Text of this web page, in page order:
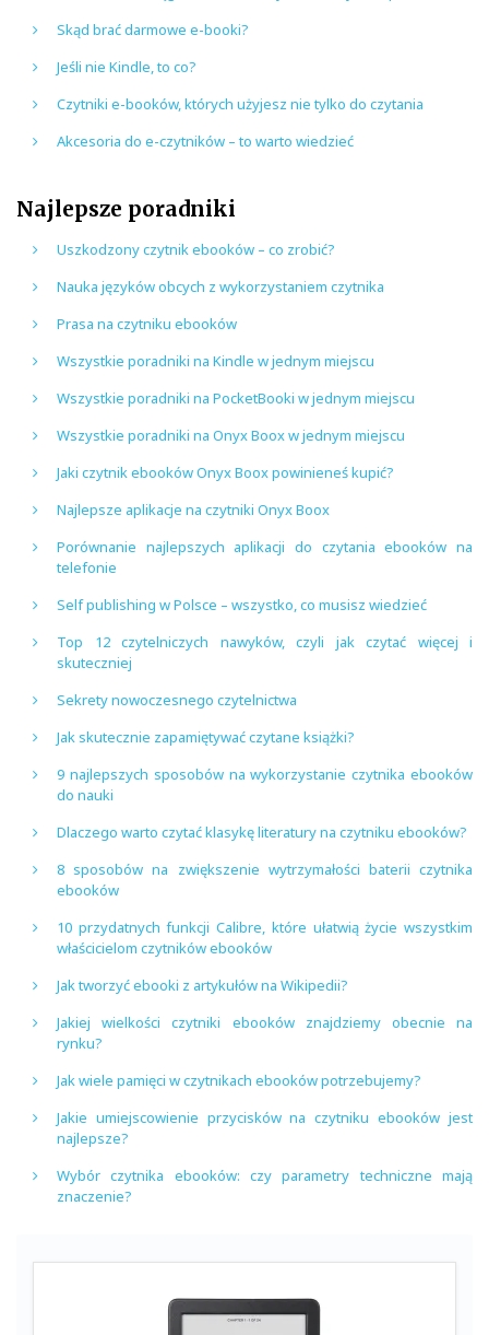
Skąd brać darmowe e-booki?
Jeśli nie Kindle, to co?
Czytniki e-booków, których użyjesz nie tylko do czytania
Akcesoria do e-czytników – to warto wiedzieć
Najlepsze poradniki
Uszkodzony czytnik ebooków – co zrobić?
Nauka języków obcych z wykorzystaniem czytnika
Prasa na czytniku ebooków
Wszystkie poradniki na Kindle w jednym miejscu
Wszystkie poradniki na PocketBooki w jednym miejscu
Wszystkie poradniki na Onyx Boox w jednym miejscu
Jaki czytnik ebooków Onyx Boox powinieneś kupić?
Najlepsze aplikacje na czytniki Onyx Boox
Porównanie najlepszych aplikacji do czytania ebooków na
telefonie
Self publishing w Polsce – wszystko, co musisz wiedzieć
Top 12 czytelniczych nawyków, czyli jak czytać więcej i
skuteczniej
Sekrety nowoczesnego czytelnictwa
Jak skutecznie zapamiętywać czytane książki?
9 najlepszych sposobów na wykorzystanie czytnika ebooków
do nauki
Dlaczego warto czytać klasykę literatury na czytniku ebooków?
8 sposobów na zwiększenie wytrzymałości baterii czytnika
ebooków
10 przydatnych funkcji Calibre, które ułatwią życie wszystkim
właścicielom czytników ebooków
Jak tworzyć ebooki z artykułów na Wikipedii?
Jakiej wielkości czytniki ebooków znajdziemy obecnie na
rynku?
Jak wiele pamięci w czytnikach ebooków potrzebujemy?
Jakie umiejscowienie przycisków na czytniku ebooków jest
najlepsze?
Wybór czytnika ebooków: czy parametry techniczne mają
znaczenie?